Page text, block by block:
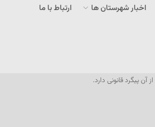
اخبار شهرستان ها
ارتباط با ما
آن پیگرد قانونی دارد.